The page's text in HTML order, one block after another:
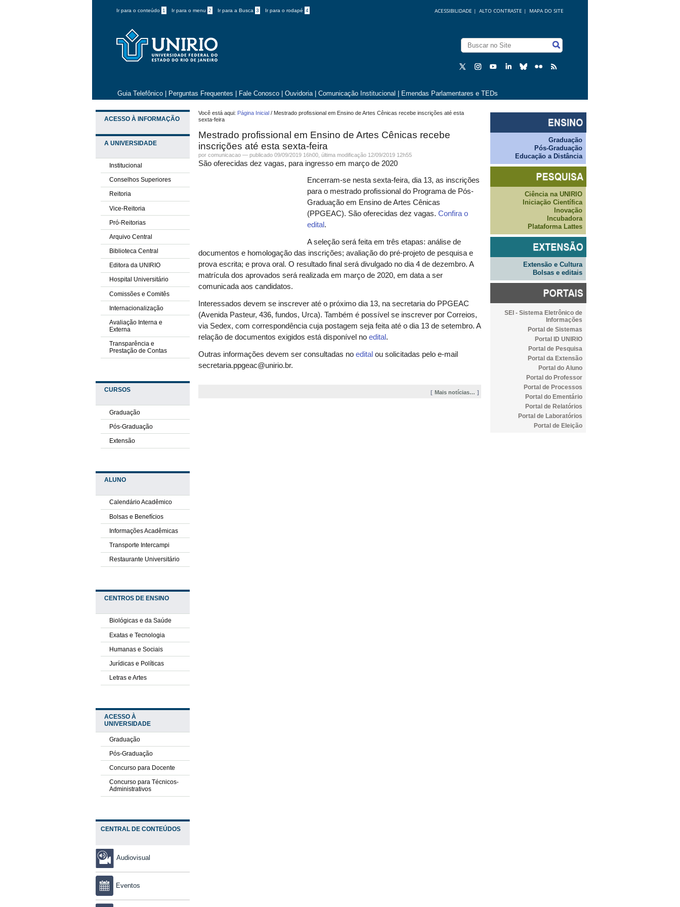
Ir para o conteúdo 1 Ir para o menu 2 Ir para a Busca 3 Ir para o rodapé 4 MAPA DO SITE
ALTO CONTRASTE |
ACESSIBILIDADE |
Guia Telefônico Perguntas Frequentes Fale Conosco Ouvidoria Comunicação Institucional Emendas Parlamentares e TEDs
ACESSO À INFORMAÇÃO
A UNIVERSIDADE
Institucional
Conselhos Superiores
Reitoria
Vice-Reitoria
Pró-Reitorias
Arquivo Central
Biblioteca Central
Editora da UNIRIO
Hospital Universitário
Comissões e Comitês
Internacionalização
Avaliação Interna e
Externa
Transparência e
Prestação de Contas
CURSOS
Graduação
Pós-Graduação
Extensão
ALUNO
Calendário Acadêmico
Bolsas e Benefícios
Informações Acadêmicas
Transporte Intercampi
Restaurante Universitário
CENTROS DE ENSINO
Biológicas e da Saúde
Exatas e Tecnologia
Humanas e Sociais
Jurídicas e Políticas
Letras e Artes
ACESSO À
UNIVERSIDADE
Graduação
Pós-Graduação
Concurso para Docente
Concurso para Técnicos-
Administrativos
CENTRAL DE CONTEÚDOS
Audiovisual
Eventos
Você está aqui: Página Inicial / Mestrado profissional em Ensino de Artes Cênicas recebe inscrições até esta
sexta-feira
Mestrado profissional em Ensino de Artes Cênicas recebe
inscrições até esta sexta-feira
por comunicacao —publicado 09/09/2019 16h00,última modificação 12/09/2019 12h55
São oferecidas dez vagas, para ingresso em março de 2020
Encerram-se nesta sexta-feira, dia 13, as inscrições
para o mestrado profissional do Programa de Pós-
Graduação em Ensino de Artes Cênicas
(PPGEAC). São oferecidas dez vagas.Confira o
edital.
A seleção será feita em três etapas: análise de
documentos e homologação das inscrições; avaliação do pré-projeto de pesquisa e
prova escrita; e prova oral. O resultado final será divulgado no dia 4 de dezembro. A
matrícula dos aprovados será realizada em março de 2020, em data a ser
comunicada aos candidatos.
Interessados devem se inscrever até o próximo dia 13, na secretaria do PPGEAC
(Avenida Pasteur, 436, fundos, Urca). Também é possível se inscrever por Correios,
via Sedex, com correspondência cuja postagem seja feita até o dia 13 de setembro. A
relação de documentos exigidos está disponível noedital.
Outras informações devem ser consultadas noedital ou solicitadas pelo e-mail
secretaria.ppgeac@unirio.br.
Mais notícias…
Graduação
Pós-Graduação
Educação a Distância
Ciência na UNIRIO
Iniciação Científica
Inovação
Incubadora
Plataforma Lattes
Extensão e Cultura
Bolsas e editais
SEI - Sistema Eletrônico de
Informações
Portal de Sistemas
Portal ID UNIRIO
Portal de Pesquisa
Portal da Extensão
Portal do Aluno
Portal do Professor
Portal de Processos
Portal do Ementário
Portal de Relatórios
Portal de Laboratórios
Portal de Eleição